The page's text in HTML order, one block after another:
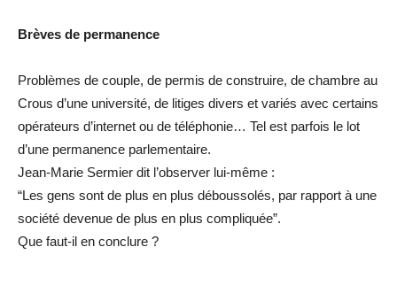
Brèves de permanence
Problèmes de couple, de permis de construire, de chambre au
Crous d’une université, de litiges divers et variés avec certains
opérateurs d’internet ou de téléphonie… Tel est parfois le lot
d’une permanence parlementaire.
Jean-Marie Sermier dit l’observer lui-même :
“Les gens sont de plus en plus déboussolés, par rapport à une
société devenue de plus en plus compliquée”.
Que faut-il en conclure ?